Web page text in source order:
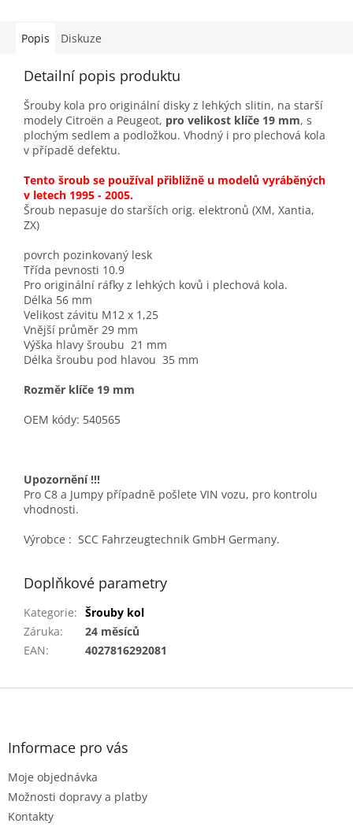
Popis Diskuze
Detailní popis produktu
Šrouby kola pro originální disky z lehkých slitin, na starší
modely Citroën a Peugeot, pro velikost klíče 19 mm, s
plochým sedlem a podložkou. Vhodný i pro plechová kola
v případě defektu.
Tento šroub se používal přibližně u modelů vyráběných
v letech 1995 - 2005.
Šroub nepasuje do starších orig. elektronů (XM, Xantia,
ZX)
povrch pozinkovaný lesk
Třída pevnosti 10.9
Pro originální ráfky z lehkých kovů i plechová kola.
Délka 56 mm
Velikost závitu M12 x 1,25
Vnější průměr 29 mm
Výška hlavy šroubu 21 mm
Délka šroubu pod hlavou 35 mm
Rozměr klíče 19 mm
OEM kódy: 540565
Upozornění !!!
Pro C8 a Jumpy případně pošlete VIN vozu, pro kontrolu
vhodnosti.
Výrobce : SCC Fahrzeugtechnik GmbH Germany.
Doplňkové parametry
Kategorie: Šrouby kol
Záruka:
24 měsíců
EAN: 4027816292081
Z
Informace pro vás
Moje objednávka
Možnosti dopravy a platby
Kontakty